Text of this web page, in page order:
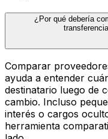
¿Por qué debería
Comparar
ayuda a entender
destinatario luego de
cambio. Incluso
interés o cargos
herramienta